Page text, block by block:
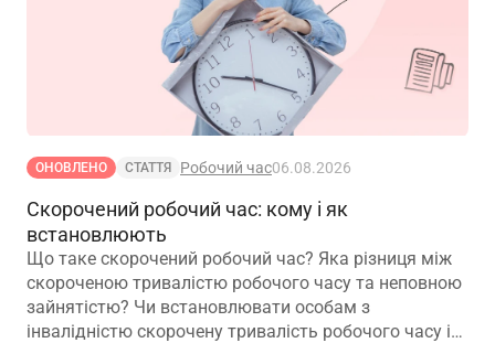
ОНОВЛЕНО СТАТТЯ Робочий час06.08.2026
Скорочений робочий час: кому і як
встановлюють
Що таке скорочений робочий час? Яка різниця між
скороченою тривалістю робочого часу та неповною
зайнятістю? Чи встановлювати особам з
інвалідністю скорочену тривалість робочого часу і